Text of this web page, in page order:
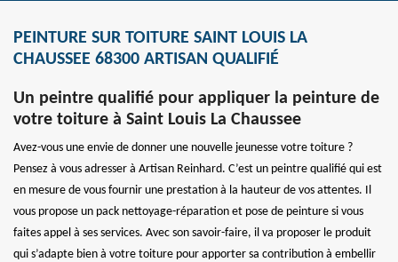
PEINTURE SUR TOITURE SAINT LOUIS LA
CHAUSSEE 68300 ARTISAN QUALIFIÉ
Un peintre qualifié pour appliquer la peinture de
votre toiture à Saint Louis La Chaussee
Avez-vous une envie de donner une nouvelle jeunesse votre toiture ?
Pensez à vous adresser à Artisan Reinhard. C’est un peintre qualifié qui est
en mesure de vous fournir une prestation à la hauteur de vos attentes. Il
vous propose un pack nettoyage-réparation et pose de peinture si vous
faites appel à ses services. Avec son savoir-faire, il va proposer le produit
qui s’adapte bien à votre toiture pour apporter sa contribution à embellir